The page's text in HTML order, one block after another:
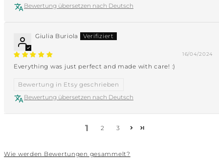
Bewertung übersetzen nach Deutsch
Giulia Buriola
16/04/2024
Everything was just perfect and made with care! :)
Bewertung in Etsy geschrieben
Bewertung übersetzen nach Deutsch
1 2 3
Wie werden Bewertungen gesammelt?